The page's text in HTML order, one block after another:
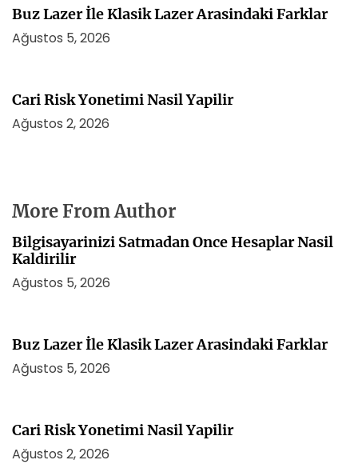
Buz Lazer İle Klasik Lazer Arasindaki Farklar
Ağustos 5, 2026
Cari Risk Yonetimi Nasil Yapilir
Ağustos 2, 2026
More From Author
Bilgisayarinizi Satmadan Once Hesaplar Nasil
Kaldirilir
Ağustos 5, 2026
Buz Lazer İle Klasik Lazer Arasindaki Farklar
Ağustos 5, 2026
Cari Risk Yonetimi Nasil Yapilir
Ağustos 2, 2026